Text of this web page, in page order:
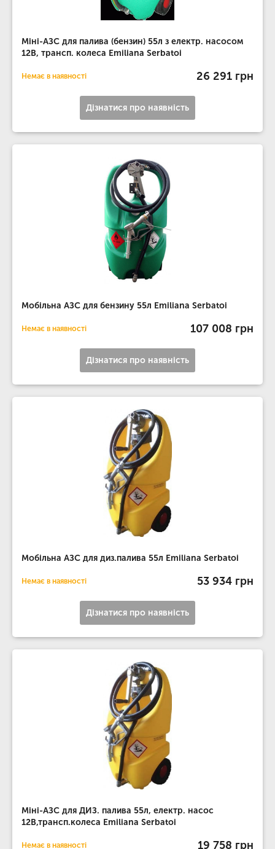
Міні-АЗС для палива (бензин) 55л з електр. насосом
12В, трансп. колеса Emiliana Serbatoi
Немає в наявності 26 291 грн
Дізнатися про наявність
Мобільна АЗС для бензину 55л Emiliana Serbatoi
Немає в наявності 107 008 грн
Дізнатися про наявність
Мобільна АЗС для диз.палива 55л Emiliana Serbatoi
Немає в наявності 53 934 грн
Дізнатися про наявність
Міні-АЗС для ДИЗ. палива 55л, електр. насос
12В,трансп.колеса Emiliana Serbatoi
Немає в наявності 19 758 грн